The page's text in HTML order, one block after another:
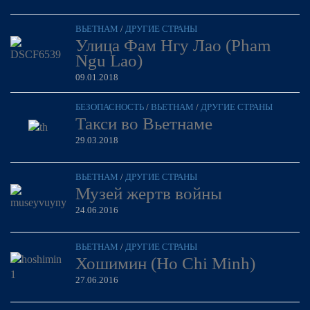
ВЬЕТНАМ / ДРУГИЕ СТРАНЫ
Улица Фам Нгу Лао (Pham
Ngu Lao)
09.01.2018
БЕЗОПАСНОСТЬ / ВЬЕТНАМ / ДРУГИЕ СТРАНЫ
Такси во Вьетнаме
29.03.2018
ВЬЕТНАМ / ДРУГИЕ СТРАНЫ
Музей жертв войны
24.06.2016
ВЬЕТНАМ / ДРУГИЕ СТРАНЫ
Хошимин (Ho Chi Minh)
27.06.2016